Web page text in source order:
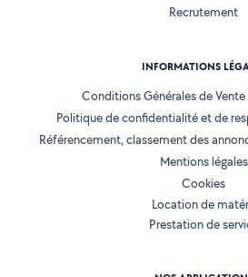
Recrutement
INFORMATIONS
Conditions Générales de
Politique de confidentialité et de
Référencement, classement des
Mentions légales
Cookies
Location de
Prestation de